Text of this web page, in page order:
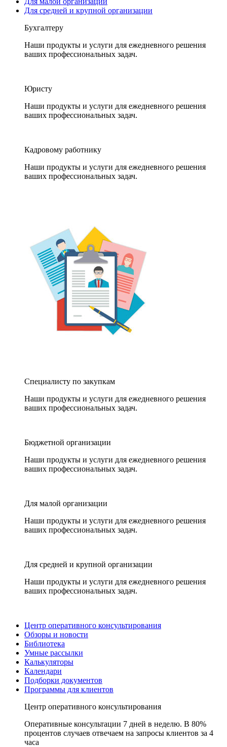
Для средней и крупной организации
Бухгалтеру
Наши продукты и услуги для ежедневного решения
ваших профессиональных задач.
Юристу
Наши продукты и услуги для ежедневного решения
ваших профессиональных задач.
Кадровому работнику
Наши продукты и услуги для ежедневного решения
ваших профессиональных задач.
Специалисту по закупкам
Наши продукты и услуги для ежедневного решения
ваших профессиональных задач.
Бюджетной организации
Наши продукты и услуги для ежедневного решения
ваших профессиональных задач.
Для малой организации
Наши продукты и услуги для ежедневного решения
ваших профессиональных задач.
Для средней и крупной организации
Наши продукты и услуги для ежедневного решения
ваших профессиональных задач.
Центр оперативного консультирования
Обзоры и новости
Библиотека
Умные рассылки
Калькуляторы
Календари
Подборки документов
Программы для клиентов
Центр оперативного консультирования
Оперативные консультации 7 дней в неделю. В 80%
процентов случаев отвечаем на запросы клиентов за 4
часа